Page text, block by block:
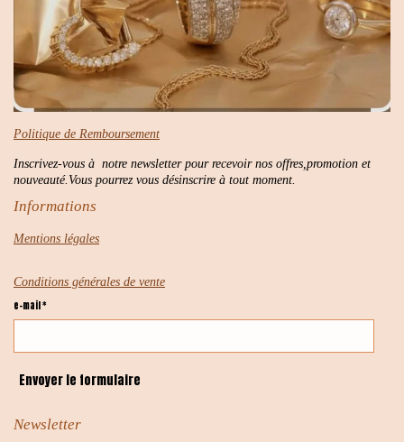
Politique de Remboursement
Inscrivez-vous à notre newsletter pour recevoir nos offres,promotion et
nouveauté.Vous pourrez vous désinscrire à tout moment.
Informations
Mentions légales
Conditions générales de vente
e-mail *
Envoyer le formulaire
Newsletter